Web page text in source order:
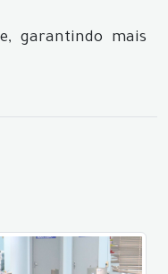
garantindo mais